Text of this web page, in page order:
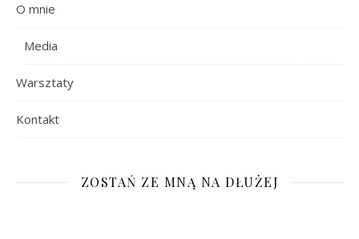
O mnie
Media
Warsztaty
Kontakt
ZOSTAŃ ZE MNĄ NA DŁUŻEJ